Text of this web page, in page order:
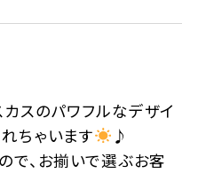
スのパワフルなデザイ
ちゃいます
♪
で、お揃いで選ぶお客